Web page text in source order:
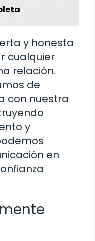
y honesta
cualquier
relación.
de
con nuestra
y
en